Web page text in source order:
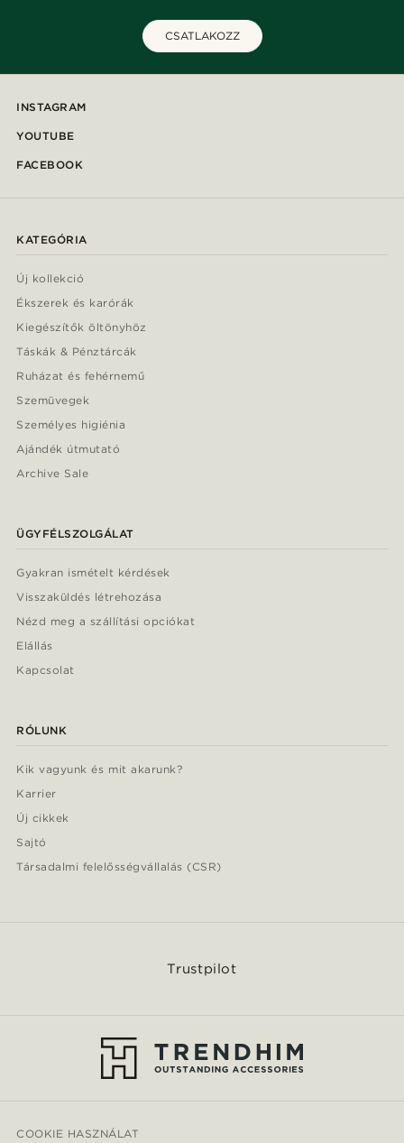
CSATLAKOZZ
INSTAGRAM
YOUTUBE
FACEBOOK
KATEGÓRIA
Új kollekció
Ékszerek és karórák
Kiegészítők öltönyhöz
Táskák & Pénztárcák
Ruházat és fehérnemű
Szemüvegek
Személyes higiénia
Ajándék útmutató
Archive Sale
ÜGYFÉLSZOLGÁLAT
Gyakran ismételt kérdések
Visszaküldés létrehozása
Nézd meg a szállítási opciókat
Elállás
Kapcsolat
RÓLUNK
Kik vagyunk és mit akarunk?
Karrier
Új cikkek
Sajtó
Társadalmi felelősségvállalás (CSR)
Trustpilot
COOKIE HASZNÁLAT